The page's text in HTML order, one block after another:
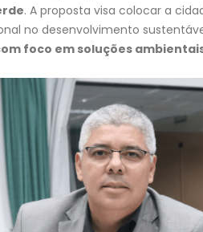
. A proposta visa colocar a
no desenvolvimento
foco em soluções